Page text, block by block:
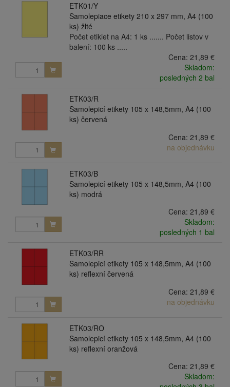
ETK01/Y
Samolepiace etikety 210 x 297 mm, A4 (100
ks) žlté
Počet etikiet na A4: 1 ks ....... Počet listov v
balení: 100 ks .....
Cena: 21,89 €
Skladom:
posledných 2 bal
ETK03/R
Samolepicí etikety 105 x 148,5mm, A4 (100
ks) červená
Cena: 21,89 €
na objednávku
ETK03/B
Samolepicí etikety 105 x 148,5mm, A4 (100
ks) modrá
Cena: 21,89 €
Skladom:
posledných 1 bal
ETK03/RR
Samolepicí etikety 105 x 148,5mm, A4 (100
ks) reflexní červená
Cena: 21,89 €
na objednávku
ETK03/RO
Samolepicí etikety 105 x 148,5mm, A4 (100
ks) reflexní oranžová
Cena: 21,89 €
Skladom: